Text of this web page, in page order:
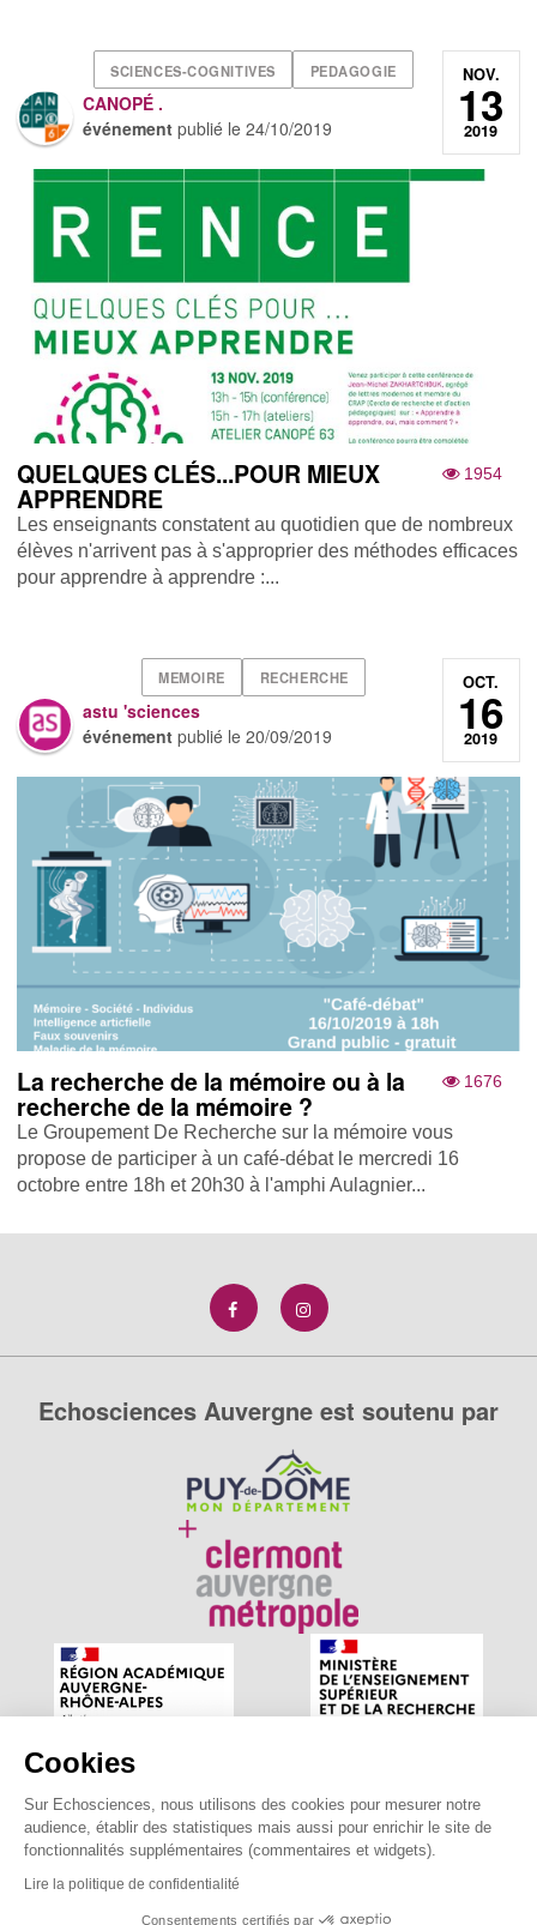
Cookies
Sur Echosciences, nous utilisons des cookies pour mesurer notre
audience, établir des statistiques mais aussi pour enrichir le site de
fonctionnalités supplémentaires (commentaires et widgets).
Lire la politique de confidentialité
Consentements certifiés par
SCIENCES-COGNITIVES PEDAGOGIE
CANOPÉ .
événement publié le24/10/2019
NOV.
13
2019
1954
QUELQUES CLÉS...POUR MIEUX
APPRENDRE
Les enseignants constatent au quotidien que de nombreux
élèves n'arrivent pas à s'approprier des méthodes efficaces
pour apprendre à apprendre :...
MEMOIRE RECHERCHE
astu 'sciences
événement publié le20/09/2019
OCT.
16
2019
1676
La recherche de la mémoire ou à la
recherche de la mémoire ?
Le Groupement De Recherche sur la mémoire vous
propose de participer à un café-débat le mercredi 16
octobre entre 18h et 20h30 à l'amphi Aulagnier...
Echosciences Auvergne est soutenu par
Echosciences Auvergne est le réseau social des amateurs
de sciences et de technologies du territoire. Propulsé par
astu'sciences.